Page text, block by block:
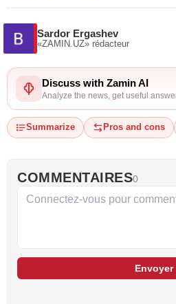
Sardor Ergashev
«ZAMIN.UZ» rédacteur
Discuss with Zamin AI
Analyze the news, get useful
Summarize Pros and cons
COMMENTAIRES0
Envoyer